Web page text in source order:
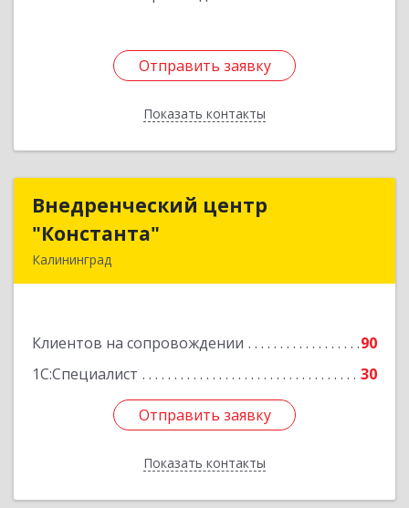
Отправить заявку
Показать контакты
Отправить заявку
Назад
Внедренческий центр
"Константа"
Калининград
Клиентов на сопровождении
90
1С:Специалист
30
Отправить заявку
Показать контакты
Внедренческий центр
Подробнее
Отправить заявку
Назад